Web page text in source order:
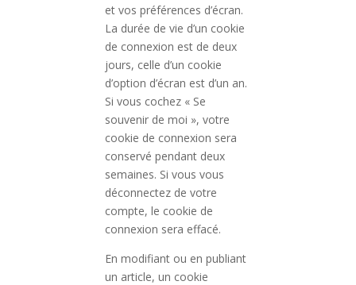
et vos préférences d’écran.
La durée de vie d’un cookie
de connexion est de deux
jours, celle d’un cookie
d’option d’écran est d’un an.
Si vous cochez « Se
souvenir de moi », votre
cookie de connexion sera
conservé pendant deux
semaines. Si vous vous
déconnectez de votre
compte, le cookie de
connexion sera effacé.
En modifiant ou en publiant
un article, un cookie